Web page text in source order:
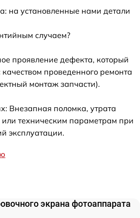
на установленные нами детали
случаем?
проявление дефекта, который
проведенного ремонта
монтаж запчасти).
Внезапная поломка, утрата
или техническим параметрам при
эксплуатации.
экрана фотоаппарата